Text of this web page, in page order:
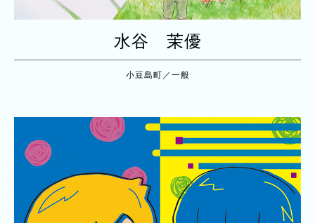
水谷 茉優
小豆島町／一般